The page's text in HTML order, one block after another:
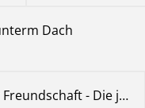
Dach
In aller Freundschaft - Die jungen Ärzte